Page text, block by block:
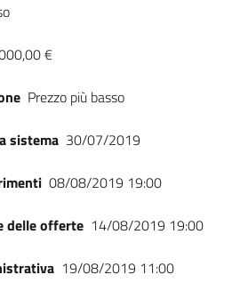
€
Prezzo più basso
sistema 30/07/2019
08/08/2019 19:00
delle offerte 14/08/2019 19:00
19/08/2019 11:00